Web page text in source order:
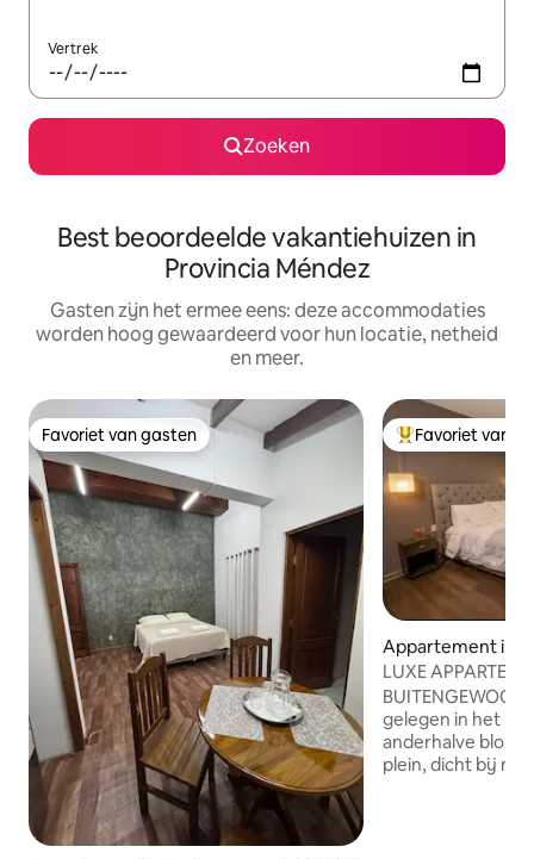
Vertrek
Zoeken
Best beoordeelde vakantiehuizen in
Provincia Méndez
Gasten zijn het ermee eens: deze accommodaties
worden hoog gewaardeerd voor hun locatie, netheid
en meer.
Favoriet van gasten
Favoriet van gasten Topfavoriet van
Favoriet van
Appartement in
LUXE
gelegen in het
anderhalve
plein, dicht bij